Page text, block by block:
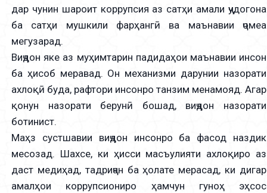
дар чунин шароит коррупсия аз сатҳи амали ҷудогона
ба сатҳи мушкили фарҳангӣ ва маънавии ҷомеа
мегузарад.
Виҷдон яке аз муҳимтарин падидаҳои маънавии инсон
ба ҳисоб меравад. Он механизми дарунии назорати
ахлоқӣ буда, рафтори инсонро танзим менамояд. Агар
қонун назорати берунӣ бошад, виҷдон назорати
ботинист.
Маҳз сустшавии виҷдон инсонро ба фасод наздик
месозад. Шахсе, ки ҳисси масъулияти ахлоқиро аз
даст медиҳад, тадриҷан ба ҳолате мерасад, ки дигар
амалҳои коррупсиониро ҳамчун гуноҳ эҳсос